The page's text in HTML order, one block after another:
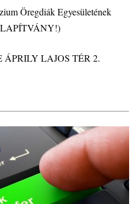
Öregdiák Egyesületének
ÁPRILY LAJOS TÉR 2.